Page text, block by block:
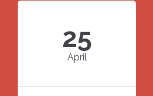
25
April